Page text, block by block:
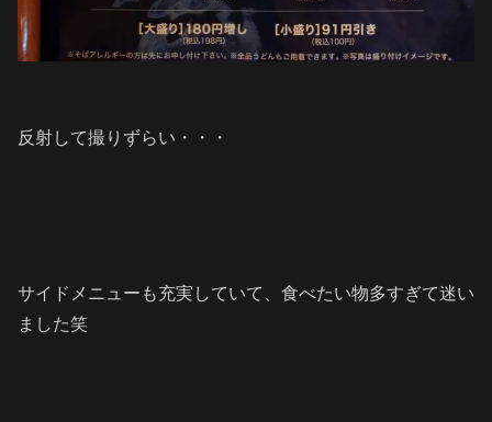
反射して撮りずらい・・・
サイドメニューも充実していて、食べたい物多すぎて迷い
ました笑